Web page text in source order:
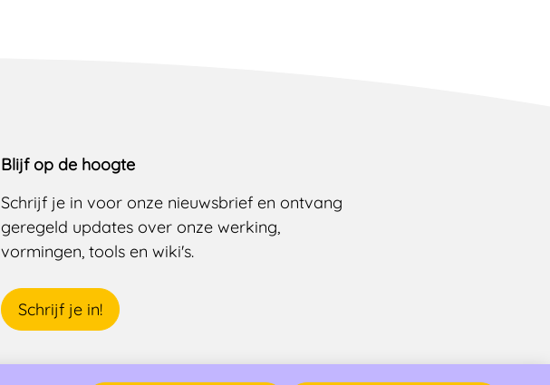
Blijf op de hoogte
Schrijf je in voor onze nieuwsbrief en ontvang
geregeld updates over onze werking,
vormingen, tools en wiki's.
Schrijf je in!